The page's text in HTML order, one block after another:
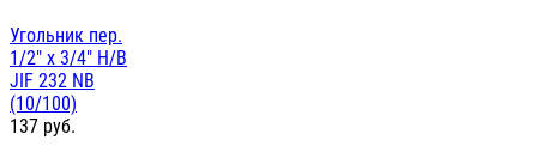
Угольник пер.
1/2" х 3/4" Н/В
JIF 232 NB
(10/100)
137 руб.